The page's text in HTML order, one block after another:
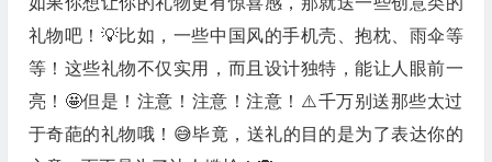
礼物吧！💡比如，一些中国风的手机壳、抱枕、雨伞等
等！这些礼物不仅实用，而且设计独特，能让人眼前一
亮！🤩但是！注意！注意！注意！⚠️千万别送那些太过
于奇葩的礼物哦！😅毕竟，送礼的目的是为了表达你的